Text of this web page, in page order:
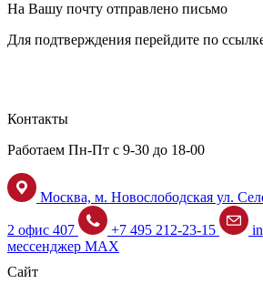
На Вашу почту отправлено письмо
Для подтверждения перейдите по
Контакты
Работаем Пн-Пт с 9-30 до 18-00
Москва, м. Новослободская ул.
2 офис 407 +7 495 212-23-15
мессенджер MAX
Сайт